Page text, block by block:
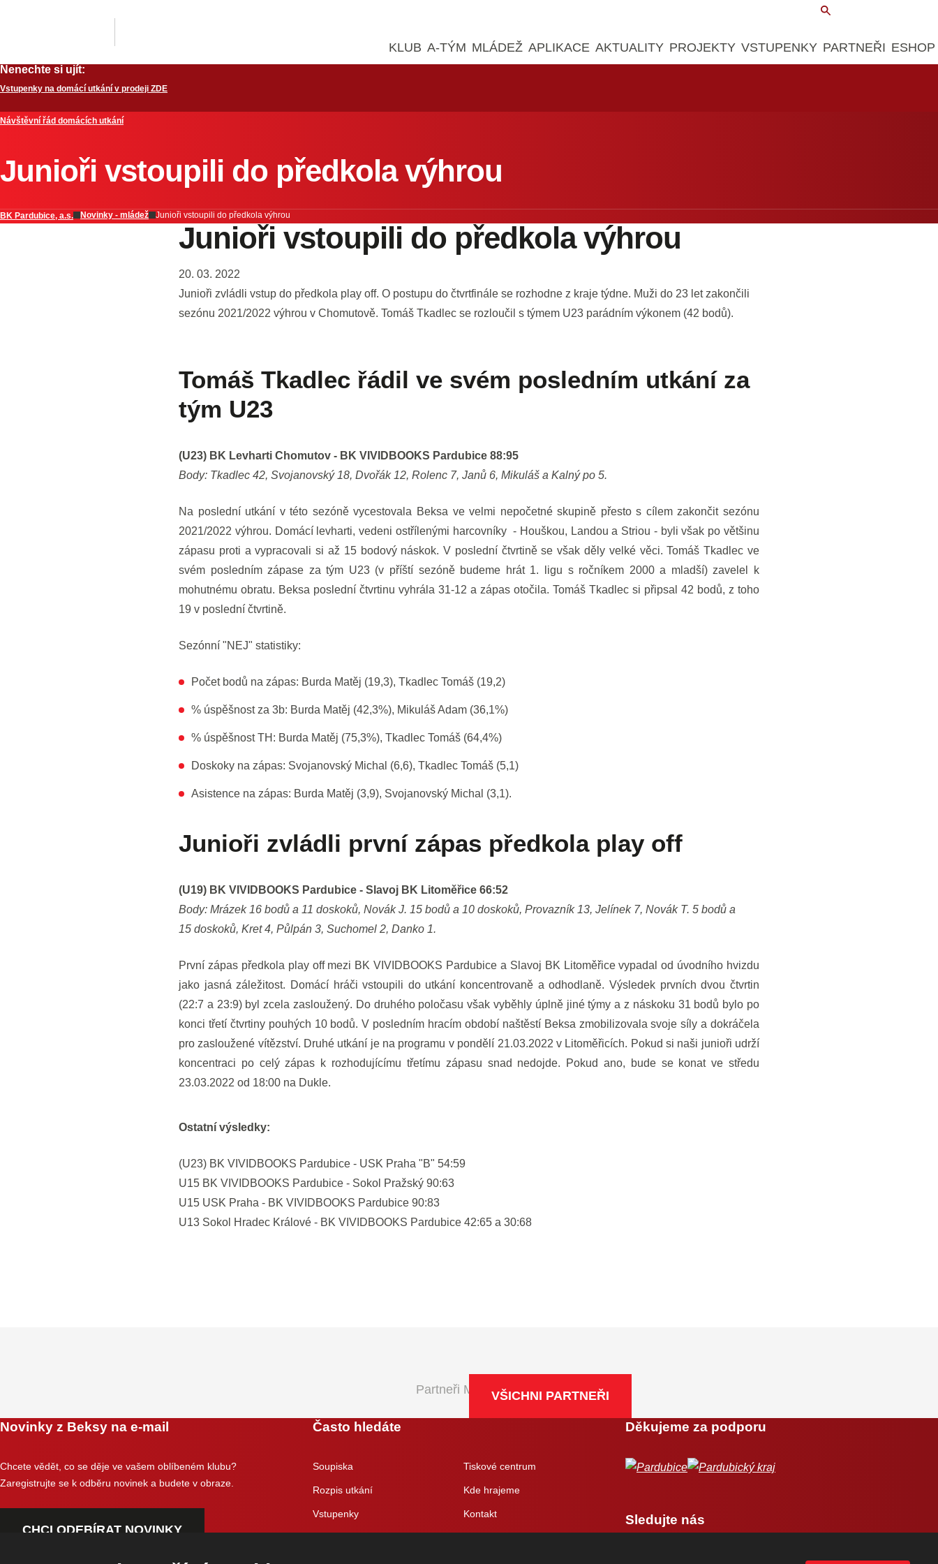
KLUB A-TÝM MLÁDEŽ APLIKACE AKTUALITY PROJEKTY VSTUPENKY PARTNEŘI ESHOP
Nenechte si ujít:
Vstupenky na domácí utkání v prodeji ZDE
Návštěvní řád domácích utkání
Junioři vstoupili do předkola výhrou
BK Pardubice, a.s. Novinky - mládež Junioři vstoupili do předkola výhrou
Junioři vstoupili do předkola výhrou
20. 03. 2022
Junioři zvládli vstup do předkola play off. O postupu do čtvrtfinále se rozhodne z kraje týdne. Muži do 23 let zakončili
sezónu 2021/2022 výhrou v Chomutově. Tomáš Tkadlec se rozloučil s týmem U23 parádním výkonem (42 bodů).
Tomáš Tkadlec řádil ve svém posledním utkání za
tým U23
(U23) BK Levharti Chomutov - BK VIVIDBOOKS Pardubice 88:95
Body: Tkadlec 42, Svojanovský 18, Dvořák 12, Rolenc 7, Janů 6, Mikuláš a Kalný po 5.
Na poslední utkání v této sezóně vycestovala Beksa ve velmi nepočetné skupině přesto s cílem zakončit sezónu
2021/2022 výhrou. Domácí levharti, vedeni ostřílenými harcovníky - Houškou, Landou a Striou - byli však po většinu
zápasu proti a vypracovali si až 15 bodový náskok. V poslední čtvrtině se však děly velké věci. Tomáš Tkadlec ve
svém posledním zápase za tým U23 (v příští sezóně budeme hrát 1. ligu s ročníkem 2000 a mladší) zavelel k
mohutnému obratu. Beksa poslední čtvrtinu vyhrála 31-12 a zápas otočila. Tomáš Tkadlec si připsal 42 bodů, z toho
19 v poslední čtvrtině.
Sezónní "NEJ" statistiky:
Počet bodů na zápas: Burda Matěj (19,3), Tkadlec Tomáš (19,2)
% úspěšnost za 3b: Burda Matěj (42,3%), Mikuláš Adam (36,1%)
% úspěšnost TH: Burda Matěj (75,3%), Tkadlec Tomáš (64,4%)
Doskoky na zápas: Svojanovský Michal (6,6), Tkadlec Tomáš (5,1)
Asistence na zápas: Burda Matěj (3,9), Svojanovský Michal (3,1).
Junioři zvládli první zápas předkola play off
(U19) BK VIVIDBOOKS Pardubice - Slavoj BK Litoměřice 66:52
Body: Mrázek 16 bodů a 11 doskoků, Novák J. 15 bodů a 10 doskoků, Provazník 13, Jelínek 7, Novák T. 5 bodů a
15 doskoků, Kret 4, Půlpán 3, Suchomel 2, Danko 1.
První zápas předkola play off mezi BK VIVIDBOOKS Pardubice a Slavoj BK Litoměřice vypadal od úvodního hvizdu
jako jasná záležitost. Domácí hráči vstoupili do utkání koncentrovaně a odhodlaně. Výsledek prvních dvou čtvrtin
(22:7 a 23:9) byl zcela zasloužený. Do druhého poločasu však vyběhly úplně jiné týmy a z náskoku 31 bodů bylo po
konci třetí čtvrtiny pouhých 10 bodů. V posledním hracím období naštěstí Beksa zmobilizovala svoje síly a dokráčela
pro zasloužené vítězství. Druhé utkání je na programu v pondělí 21.03.2022 v Litoměřicích. Pokud si naši junioři udrží
koncentraci po celý zápas k rozhodujícímu třetímu zápasu snad nedojde. Pokud ano, bude se konat ve středu
23.03.2022 od 18:00 na Dukle.
Ostatní výsledky:
(U23) BK VIVIDBOOKS Pardubice - USK Praha "B" 54:59
U15 BK VIVIDBOOKS Pardubice - Sokol Pražský 90:63
U15 USK Praha - BK VIVIDBOOKS Pardubice 90:83
U13 Sokol Hradec Králové - BK VIVIDBOOKS Pardubice 42:65 a 30:68
Partneři Maxa NBLVŠICHNI PARTNEŘI
Novinky z Beksy na e-mail
Chcete vědět, co se děje ve vašem oblíbeném klubu?
Zaregistrujte se k odběru novinek a budete v obraze.
CHCI ODEBÍRAT NOVINKY
Často hledáte
Soupiska
Rozpis utkání
Vstupenky
Tiskové centrum
Kde hrajeme
Kontakt
Děkujeme za podporu
Sledujte nás